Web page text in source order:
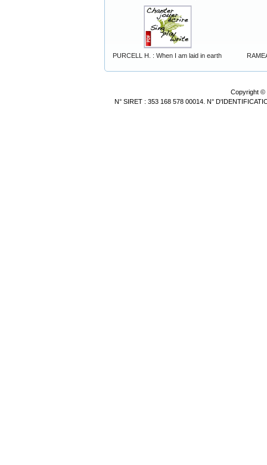
PURCELL H. : When I am laid in earth
Copyright ©
N° SIRET : 353 168 578 00014. N°